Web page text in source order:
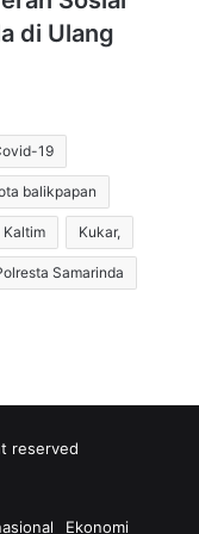
di Ulang
19
balikpapan
Kaltim Kukar,
Samarinda
reserved
Ekonomi